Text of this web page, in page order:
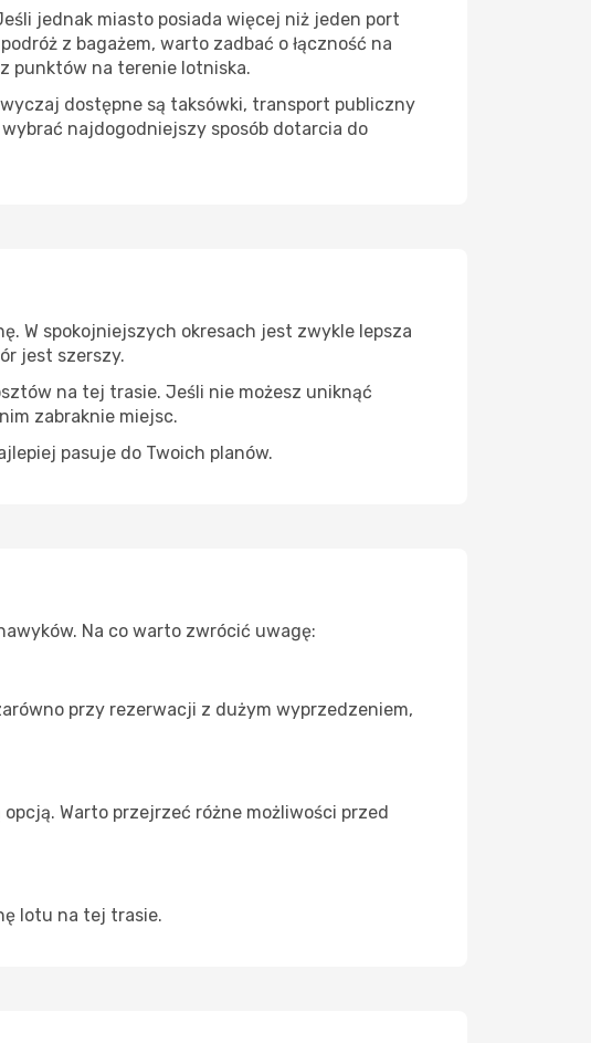
jednak miasto posiada więcej niż jeden port
z bagażem, warto zadbać o łączność na
punktów na terenie lotniska.
dostępne są taksówki, transport publiczny
najdogodniejszy sposób dotarcia do
W spokojniejszych okresach jest zwykle lepsza
jest szerszy.
na tej trasie. Jeśli nie możesz uniknąć
zabraknie miejsc.
pasuje do Twoich planów.
Na co warto zwrócić uwagę:
przy rezerwacji z dużym wyprzedzeniem,
Warto przejrzeć różne możliwości przed
lotu na tej trasie.